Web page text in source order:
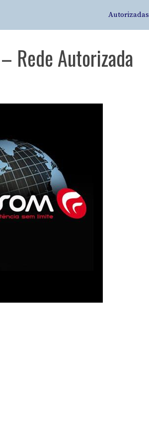
Autorizadas
Rede Autorizada